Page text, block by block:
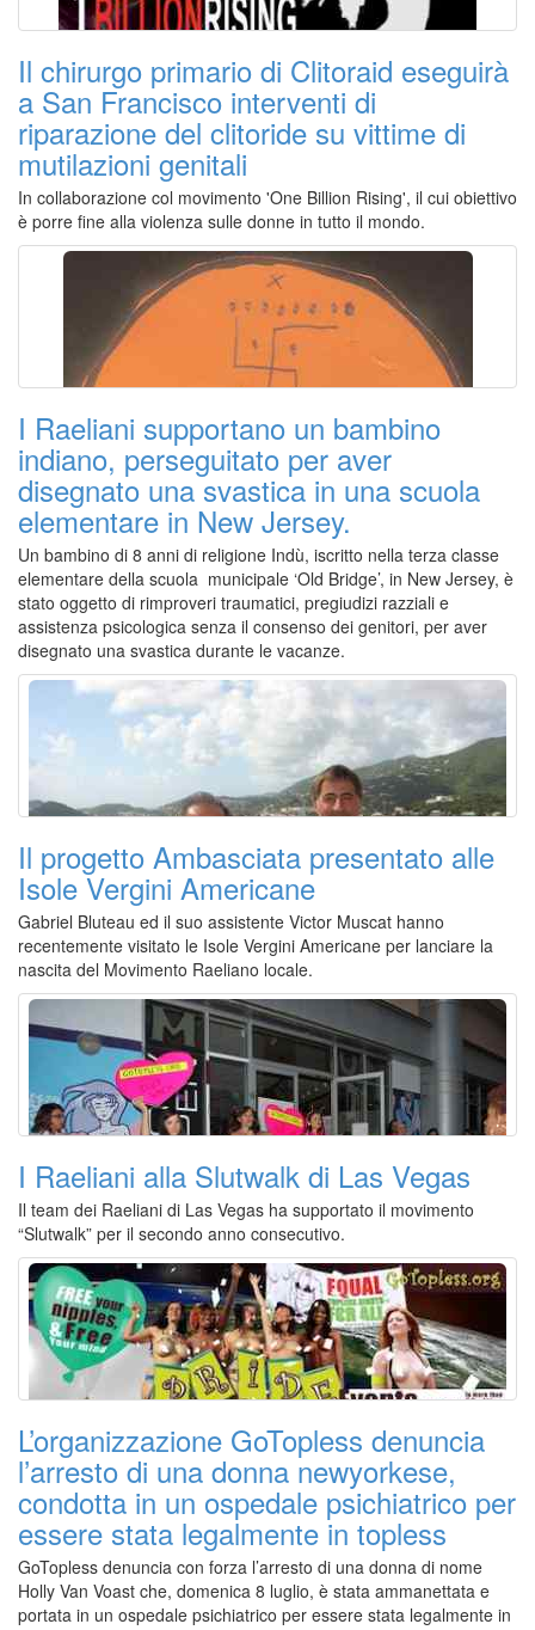
Il chirurgo primario di Clitoraid eseguirà
a San Francisco interventi di
riparazione del clitoride su vittime di
mutilazioni genitali
In collaborazione col movimento 'One Billion Rising', il cui obiettivo
è porre fine alla violenza sulle donne in tutto il mondo.
I Raeliani supportano un bambino
indiano, perseguitato per aver
disegnato una svastica in una scuola
elementare in New Jersey.
Un bambino di 8 anni di religione Indù, iscritto nella terza classe
elementare della scuola municipale ‘Old Bridge’, in New Jersey, è
stato oggetto di rimproveri traumatici, pregiudizi razziali e
assistenza psicologica senza il consenso dei genitori, per aver
disegnato una svastica durante le vacanze.
Il progetto Ambasciata presentato alle
Isole Vergini Americane
Gabriel Bluteau ed il suo assistente Victor Muscat hanno
recentemente visitato le Isole Vergini Americane per lanciare la
nascita del Movimento Raeliano locale.
I Raeliani alla Slutwalk di Las Vegas
Il team dei Raeliani di Las Vegas ha supportato il movimento
“Slutwalk” per il secondo anno consecutivo.
L’organizzazione GoTopless denuncia
l’arresto di una donna newyorkese,
condotta in un ospedale psichiatrico per
essere stata legalmente in topless
GoTopless denuncia con forza l’arresto di una donna di nome
Holly Van Voast che, domenica 8 luglio, è stata ammanettata e
portata in un ospedale psichiatrico per essere stata legalmente in